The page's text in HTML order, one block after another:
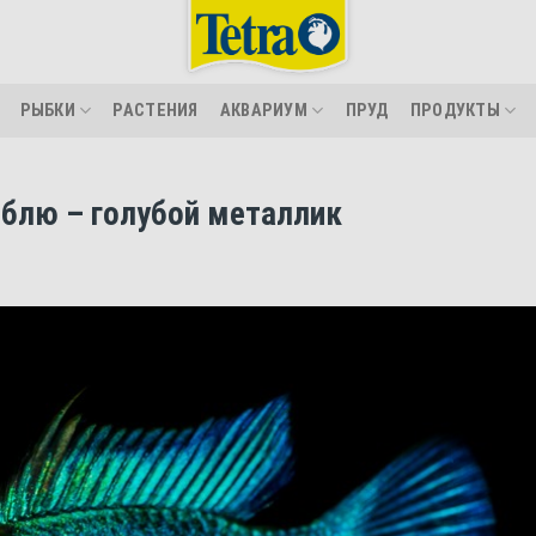
РЫБКИ РАСТЕНИЯ АКВАРИУМ ПРУД ПРОДУКТЫ
– голубой металлик